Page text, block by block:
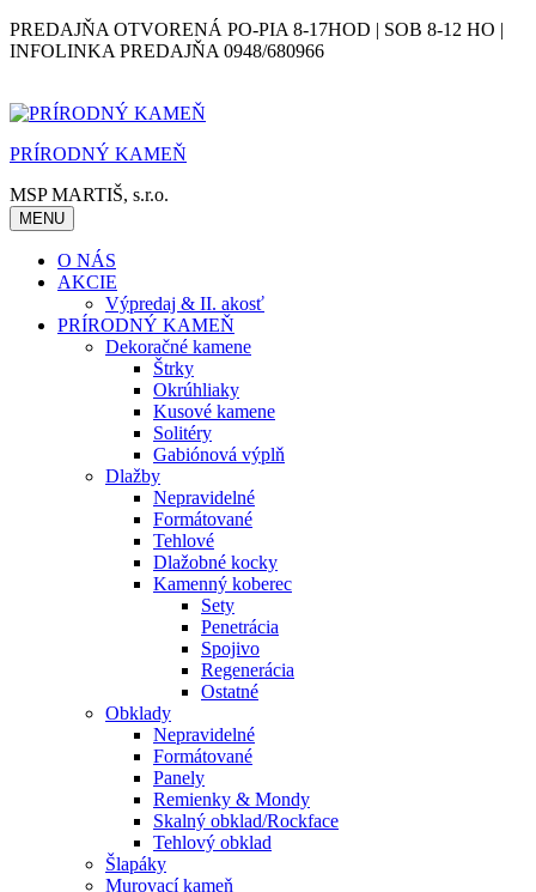
Skip
to
PREDAJŇA OTVORENÁ PO-PIA 8-17HOD | SOB 8-12 HO |
INFOLINKA PREDAJŇA 0948/680966
PRÍRODNÝ KAMEŇ
MSP MARTIŠ, s.r.o.
MENU
O NÁS
AKCIE
Výpredaj & II. akosť
PRÍRODNÝ KAMEŇ
Dekoračné kamene
Štrky
Okrúhliaky
Kusové kamene
Solitéry
Gabiónová výplň
Dlažby
Nepravidelné
Formátované
Tehlové
Dlažobné kocky
Kamenný koberec
Sety
Penetrácia
Spojivo
Regenerácia
Ostatné
Obklady
Nepravidelné
Formátované
Panely
Remienky & Mondy
Skalný obklad/Rockface
Tehlový obklad
Šlapáky
Murovací kameň